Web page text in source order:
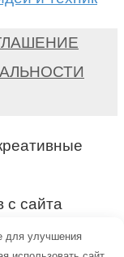
с сайта
для улучшения